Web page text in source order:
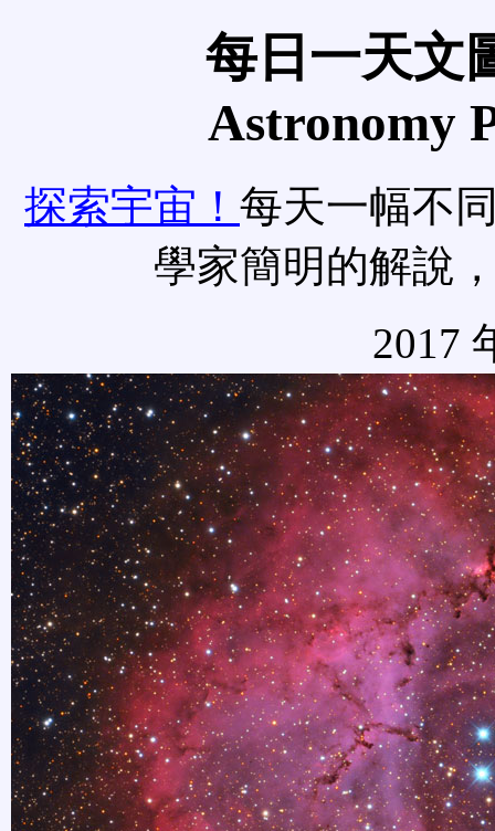
每日一天文
Astronomy
探索宇宙！ 每天一幅不
學家簡明的解說
2017